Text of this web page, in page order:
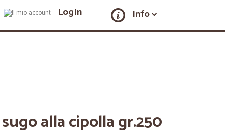
LogIn Info
alla cipolla gr.250